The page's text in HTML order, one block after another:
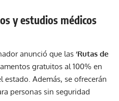
y estudios médicos
anunció que las ‘Rutas de
gratuitos al 100% en
estado. Además, se ofrecerán
personas sin seguridad